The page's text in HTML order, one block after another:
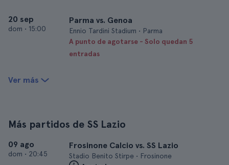
20 sep
dom • 15:00
Parma vs. Genoa
Ennio Tardini Stadium • Parma
A punto de agotarse - Solo quedan 5
entradas
Ver más
Más partidos de SS Lazio
09 ago
dom • 20:45
Frosinone Calcio vs. SS Lazio
Stadio Benito Stirpe • Frosinone